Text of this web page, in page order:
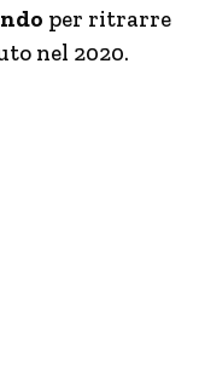
per ritrarre
nel 2020.